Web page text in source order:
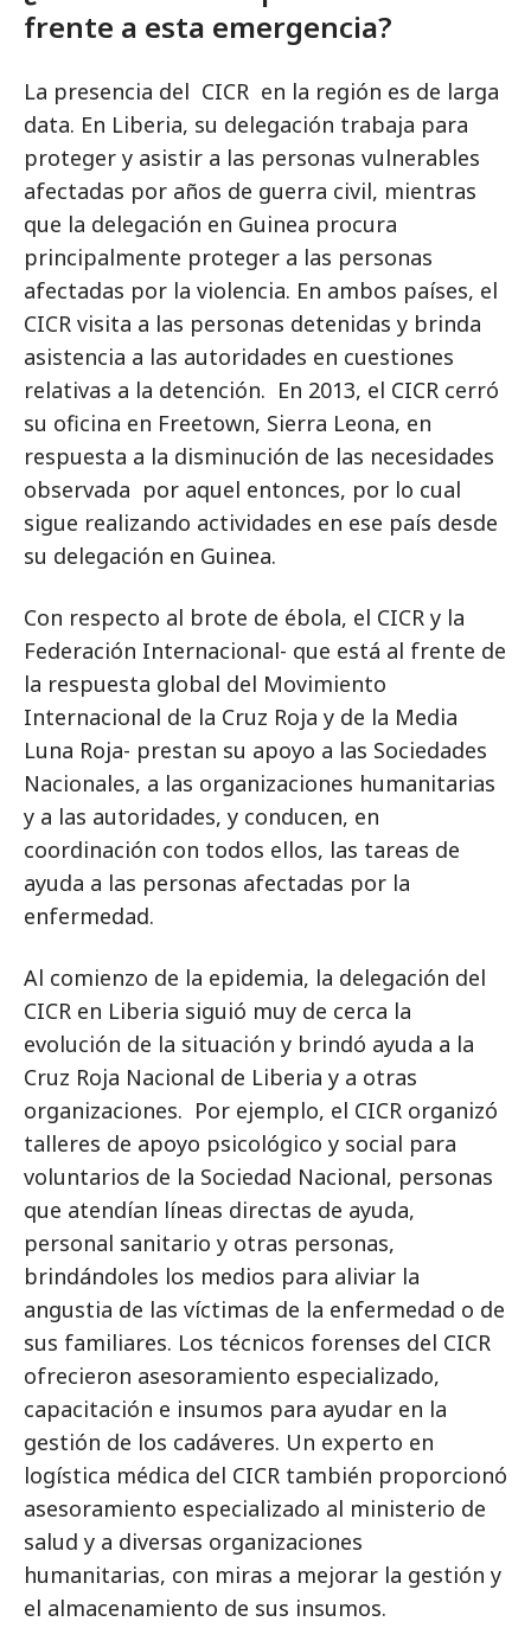
frente a esta emergencia?
La presencia del CICR en la región es de larga
data. En Liberia, su delegación trabaja para
proteger y asistir a las personas vulnerables
afectadas por años de guerra civil, mientras
que la delegación en Guinea procura
principalmente proteger a las personas
afectadas por la violencia. En ambos países, el
CICR visita a las personas detenidas y brinda
asistencia a las autoridades en cuestiones
relativas a la detención. En 2013, el CICR cerró
su oficina en Freetown, Sierra Leona, en
respuesta a la disminución de las necesidades
observada por aquel entonces, por lo cual
sigue realizando actividades en ese país desde
su delegación en Guinea.
Con respecto al brote de ébola, el CICR y la
Federación Internacional- que está al frente de
la respuesta global del Movimiento
Internacional de la Cruz Roja y de la Media
Luna Roja- prestan su apoyo a las Sociedades
Nacionales, a las organizaciones humanitarias
y a las autoridades, y conducen, en
coordinación con todos ellos, las tareas de
ayuda a las personas afectadas por la
enfermedad.
Al comienzo de la epidemia, la delegación del
CICR en Liberia siguió muy de cerca la
evolución de la situación y brindó ayuda a la
Cruz Roja Nacional de Liberia y a otras
organizaciones. Por ejemplo, el CICR organizó
talleres de apoyo psicológico y social para
voluntarios de la Sociedad Nacional, personas
que atendían líneas directas de ayuda,
personal sanitario y otras personas,
brindándoles los medios para aliviar la
angustia de las víctimas de la enfermedad o de
sus familiares. Los técnicos forenses del CICR
ofrecieron asesoramiento especializado,
capacitación e insumos para ayudar en la
gestión de los cadáveres. Un experto en
logística médica del CICR también proporcionó
asesoramiento especializado al ministerio de
salud y a diversas organizaciones
humanitarias, con miras a mejorar la gestión y
el almacenamiento de sus insumos.